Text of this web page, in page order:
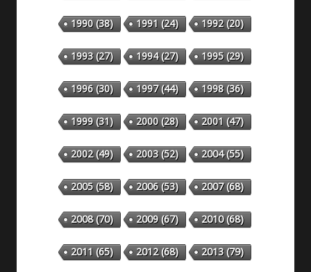
1990(38) 1991 (24) 1992(20)
1993(27) 1994(27) 1995(29)
1996(30) 1997(44) 1998(36)
1999(31) 2000(28) 2001 (47)
2002(49) 2003(52) 2004(55)
2005(58) 2006(53) 2007(68)
2008(70) 2009(67) 2010(68)
2011 (65) 2012(68) 2013(79)